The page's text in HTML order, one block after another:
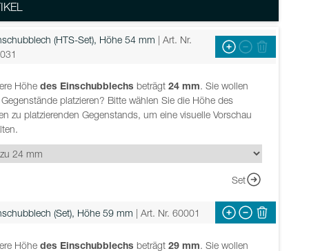
(HTS-Set), Höhe 54 mm | Art. Nr.
Höhe des Einschubblechs beträgt 24 mm. Sie wollen
platzieren? Bitte wählen Sie die Höhe des
zu platzierenden Gegenstands, um eine visuelle Vorschau
Set
(Set), Höhe 59 mm | Art. Nr. 60001
Höhe des Einschubblechs beträgt 29 mm. Sie wollen